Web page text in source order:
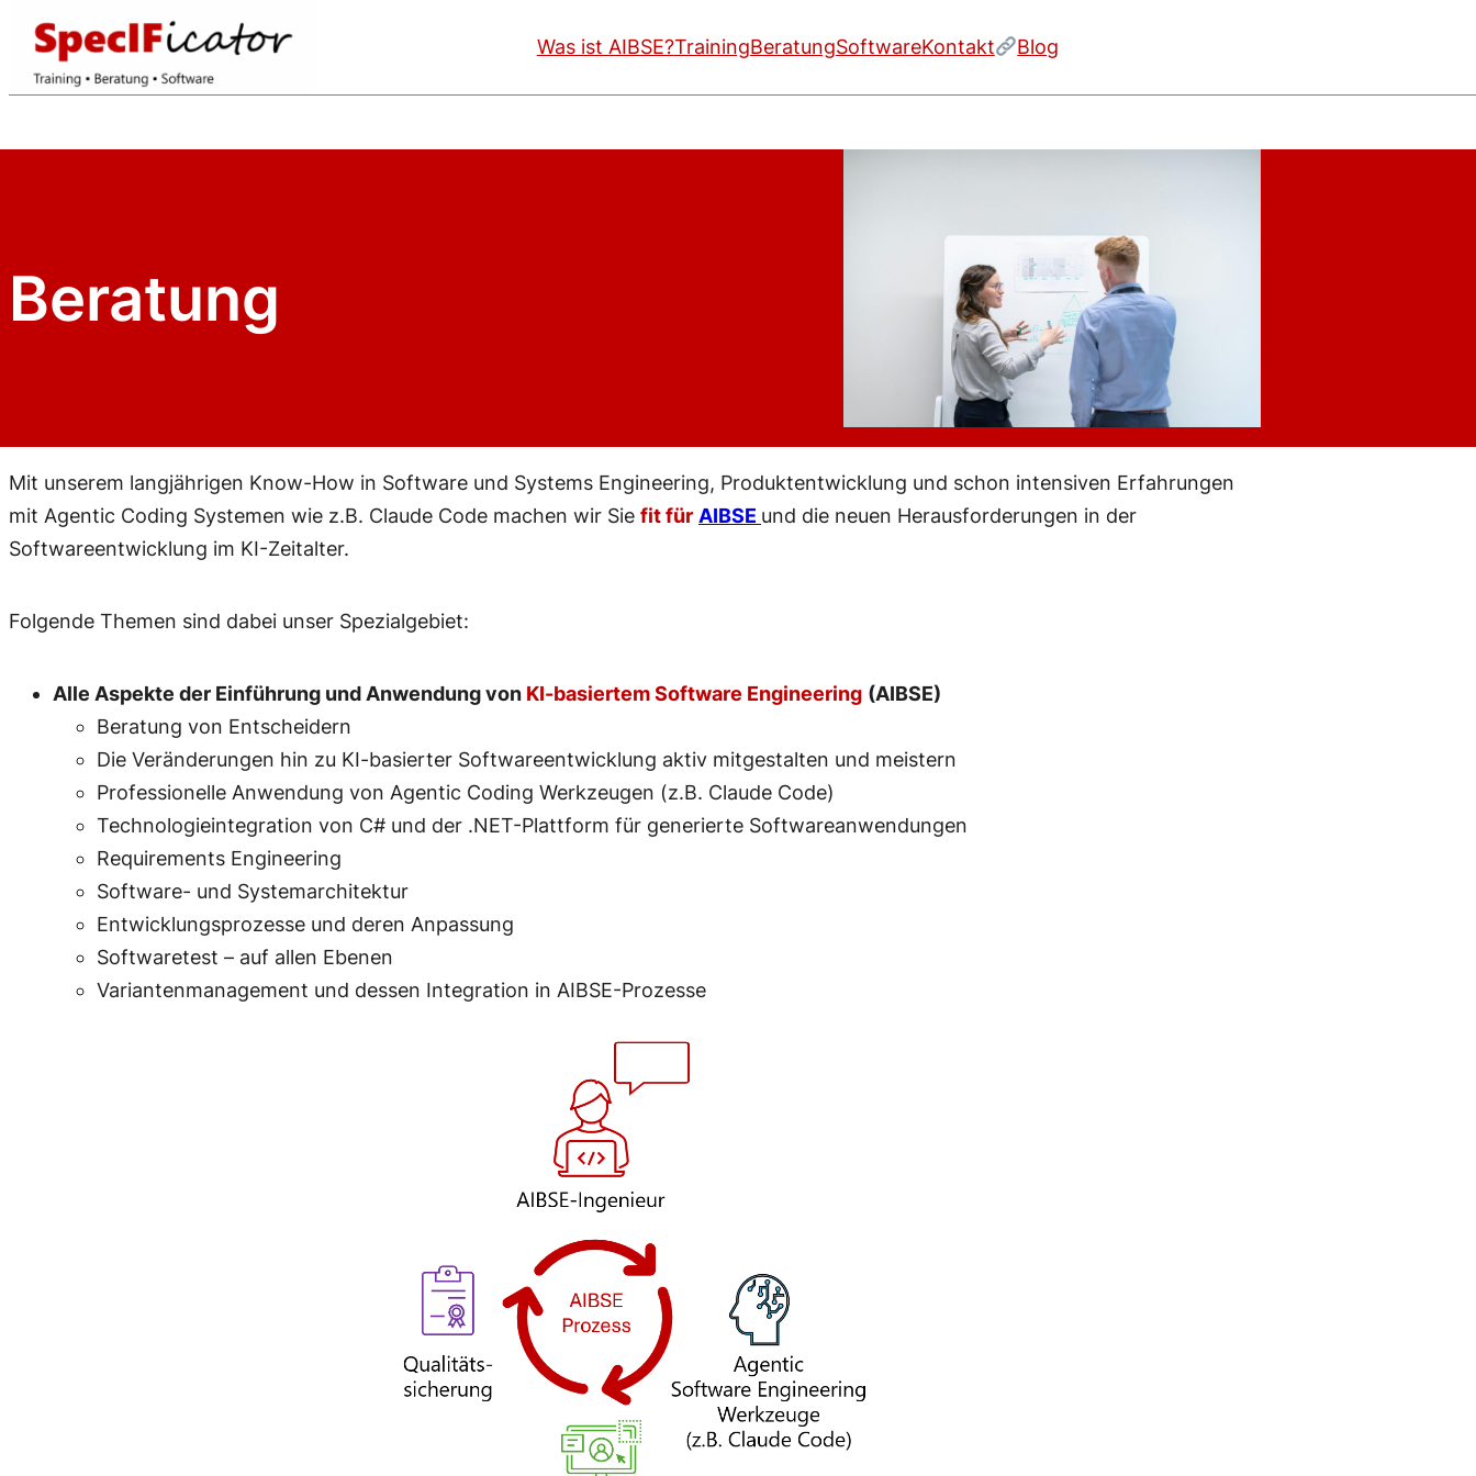
Zum
Inhalt
springen
Was ist AIBSE?TrainingBeratungSoftwareKontakt Blog
Beratung
Mit unserem langjährigen Know-How in Software und Systems Engineering, Produktentwicklung und schon intensiven Erfahrungen
mit Agentic Coding Systemen wie z.B. Claude Code machen wir Sie fit für AIBSE und die neuen Herausforderungen in der
Softwareentwicklung im KI-Zeitalter.
Folgende Themen sind dabei unser Spezialgebiet:
Alle Aspekte der Einführung und Anwendung von KI-basiertem Software Engineering (AIBSE)
Beratung von Entscheidern
Die Veränderungen hin zu KI-basierter Softwareentwicklung aktiv mitgestalten und meistern
Professionelle Anwendung von Agentic Coding Werkzeugen (z.B. Claude Code)
Technologieintegration von C# und der .NET-Plattform für generierte Softwareanwendungen
Requirements Engineering
Software- und Systemarchitektur
Entwicklungsprozesse und deren Anpassung
Softwaretest – auf allen Ebenen
Variantenmanagement und dessen Integration in AIBSE-Prozesse